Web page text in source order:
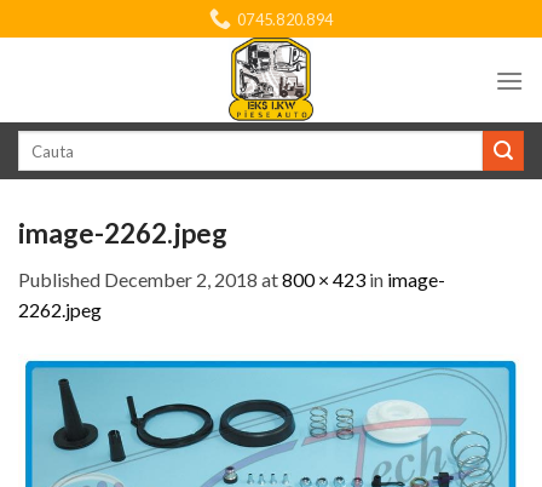
to
0745.820.894
image-2262.jpeg
Published December 2, 2018 at800 × 423 in image-
2262.jpeg